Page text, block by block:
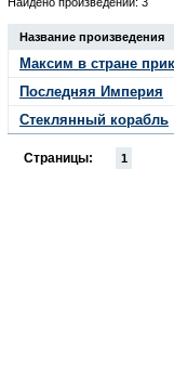
Название произведения
Максим в стране
Последняя Империя
Стеклянный корабль
Страницы: 1